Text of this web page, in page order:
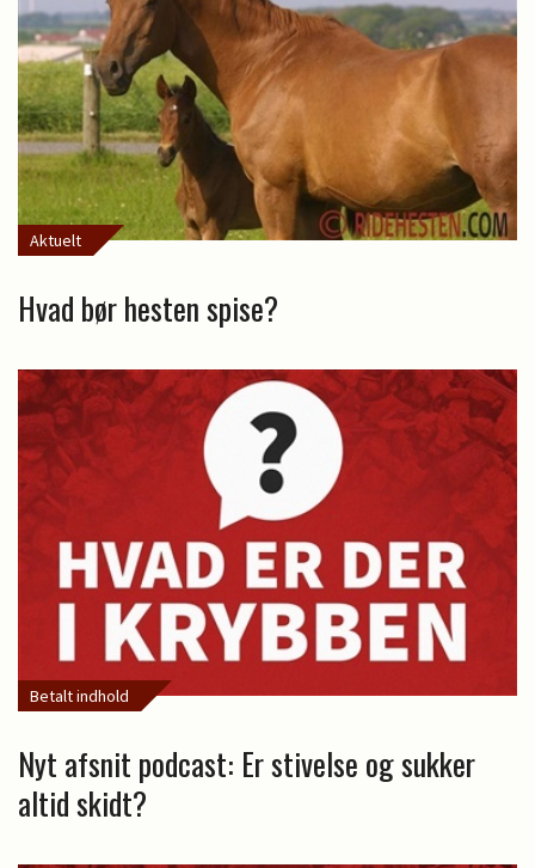
Aktuelt
Hvad bør hesten spise?
Betalt indhold
Nyt afsnit podcast: Er stivelse og sukker
altid skidt?